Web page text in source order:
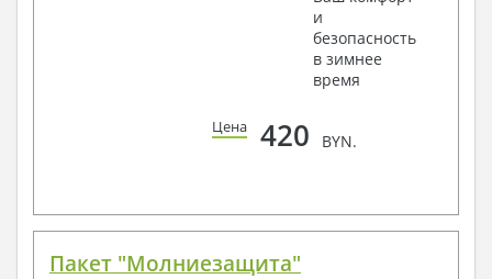
и
безопасность
в зимнее
время
Цена 420 BYN.
Пакет "Молниезащита"